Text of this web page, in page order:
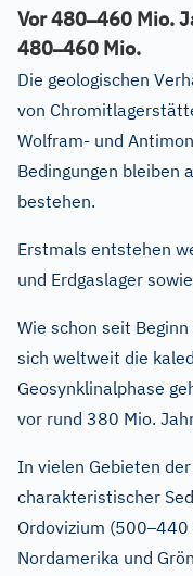
Vor 480–460 Mio.
480–460 Mio.
Die geologischen
von
Wolfram- und
Bedingungen bleiben
bestehen.
Erstmals entstehen
und Erdgaslager
Wie schon seit
sich weltweit die
Geosynklinalphase
vor rund 380 Mio.
In vielen Gebieten
charakteristischer
Ordovizium (500–440
Nordamerika und